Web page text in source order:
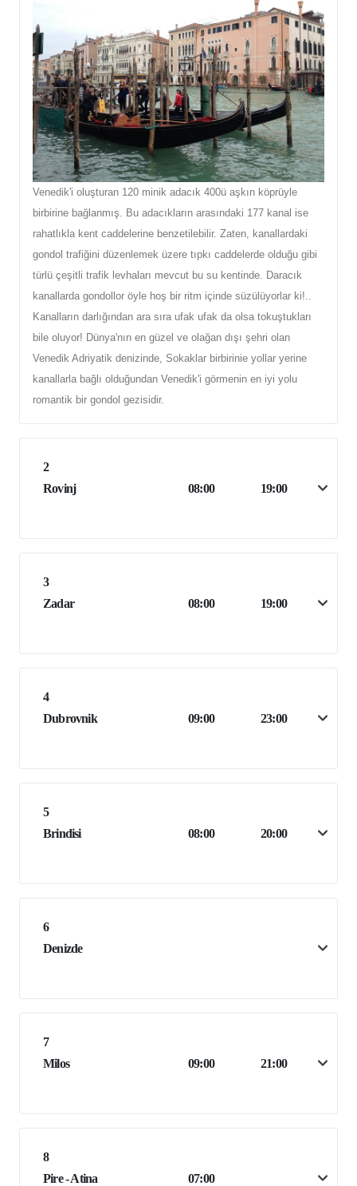
Venedik'i oluşturan 120 minik adacık 400ü aşkın köprüyle
birbirine bağlanmış. Bu adacıkların arasındaki 177 kanal ise
rahatlıkla kent caddelerine benzetilebilir. Zaten, kanallardaki
gondol trafiğini düzenlemek üzere tıpkı caddelerde olduğu gibi
türlü çeşitli trafik levhaları mevcut bu su kentinde. Daracık
kanallarda gondollor öyle hoş bir ritm içinde süzülüyorlar ki!..
Kanalların darlığından ara sıra ufak ufak da olsa tokuştukları
bile oluyor! Dünya'nın en güzel ve olağan dışı şehri olan
Venedik Adriyatik denizinde, Sokaklar birbirinie yollar yerine
kanallarla bağlı olduğundan Venedik'i görmenin en iyi yolu
romantik bir gondol gezisidir.
2
Rovinj
08:00 19:00
3
Zadar
08:00 19:00
4
Dubrovnik
09:00 23:00
5
Brindisi
08:00 20:00
6
Denizde
7
Milos
09:00 21:00
8
Pire - Atina
07:00